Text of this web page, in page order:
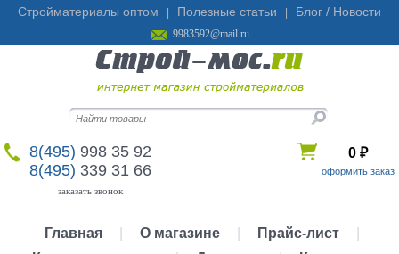
Стройматериалы оптом Полезные статьи Блог / Новости
9983592@mail.ru
8(495) 998 35 92
8(495) 339 31 66
заказать звонок
0 ₽
оформить заказ
Главная О магазине Прайс-лист